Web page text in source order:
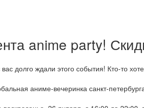
anime party!
долго ждали этого события! Кто-то
аниме-вечеринка санкт-